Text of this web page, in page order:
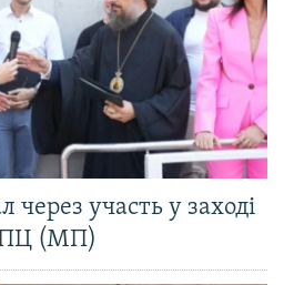
через участь у заході
(МП)